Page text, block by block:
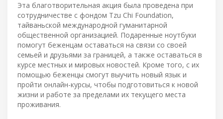
Эта благотворительная акция была проведена при
сотрудничестве с фондом Tzu Chi Foundation,
тайваньской международной гуманитарной
общественной организацией. Подаренные ноутбуки
помогут беженцам оставаться на связи со своей
семьей и друзьями за границей, а также оставаться в
курсе местных и мировых новостей. Кроме того, с их
помощью беженцы смогут выучить новый язык и
пройти онлайн-курсы, чтобы подготовиться к новой
жизни и работе за пределами их текущего места
проживания.